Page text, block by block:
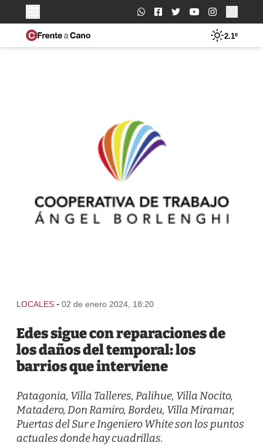
Buscar:
2.1º
LOCALES - 02 de enero 2024, 18:20
Edes sigue con reparaciones de
los daños del temporal: los
barrios que interviene
Patagonia, Villa Talleres, Palihue, Villa Nocito,
Matadero, Don Ramiro, Bordeu, Villa Miramar,
Puertas del Sur e Ingeniero White son los puntos
actuales donde hay cuadrillas.